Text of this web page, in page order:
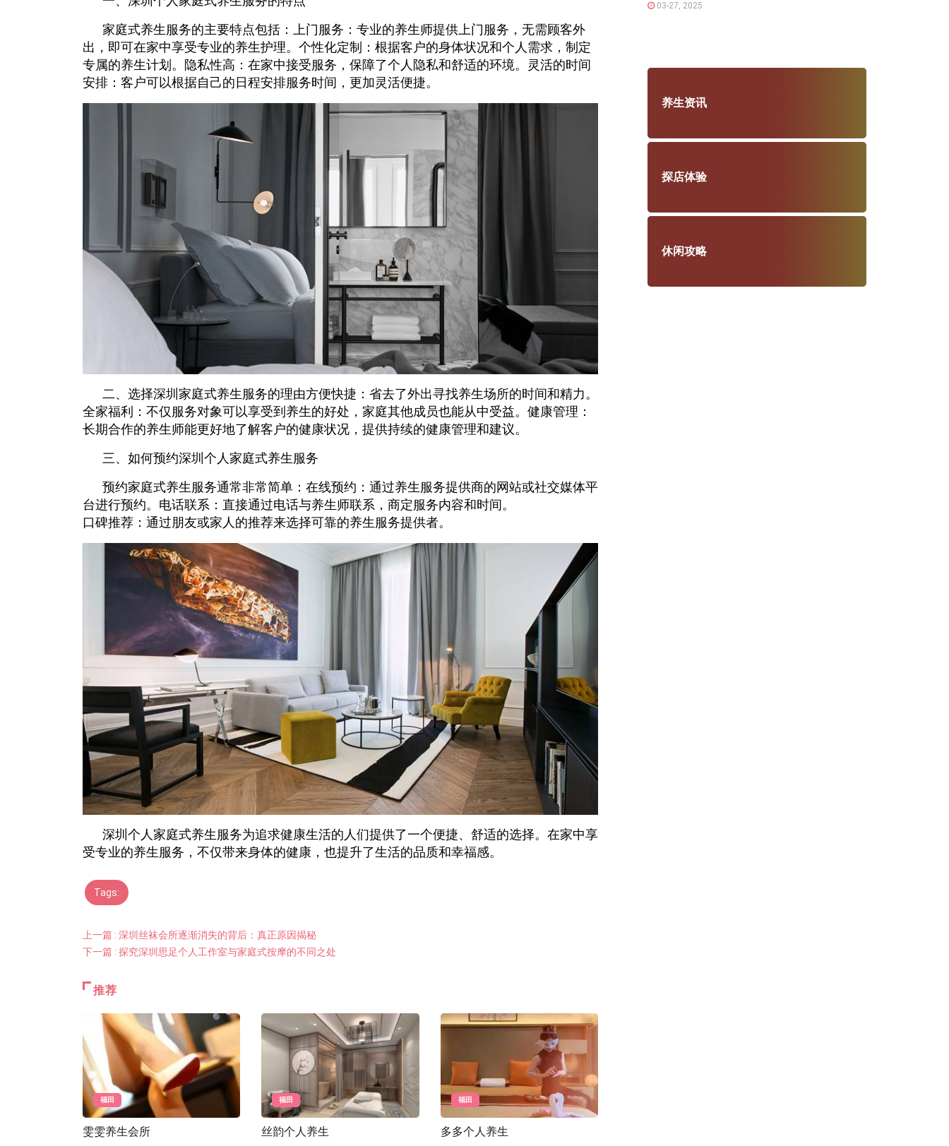
家庭式养生服务的主要特点包括：上门服务：专业的养生师提供上门服务，无需顾客外
出，即可在家中享受专业的养生护理。个性化定制：根据客户的身体状况和个人需求，制定
专属的养生计划。隐私性高：在家中接受服务，保障了个人隐私和舒适的环境。灵活的时间
安排：客户可以根据自己的日程安排服务时间，更加灵活便捷。
二、选择深圳家庭式养生服务的理由方便快捷：省去了外出寻找养生场所的时间和精力。
全家福利：不仅服务对象可以享受到养生的好处，家庭其他成员也能从中受益。健康管理：
长期合作的养生师能更好地了解客户的健康状况，提供持续的健康管理和建议。
三、如何预约深圳个人家庭式养生服务
预约家庭式养生服务通常非常简单：在线预约：通过养生服务提供商的网站或社交媒体平
台进行预约。电话联系：直接通过电话与养生师联系，商定服务内容和时间。
口碑推荐：通过朋友或家人的推荐来选择可靠的养生服务提供者。
深圳个人家庭式养生服务为追求健康生活的人们提供了一个便捷、舒适的选择。在家中享
受专业的养生服务，不仅带来身体的健康，也提升了生活的品质和幸福感。
Tags:
上一篇 : 深圳丝袜会所逐渐消失的背后：真正原因揭秘
下一篇 : 探究深圳思足个人工作室与家庭式按摩的不同之处
推荐
福田
雯雯养生会所
福田
丝韵个人养生
福田
多多个人养生
03-27, 2025
养生资讯
探店体验
休闲攻略